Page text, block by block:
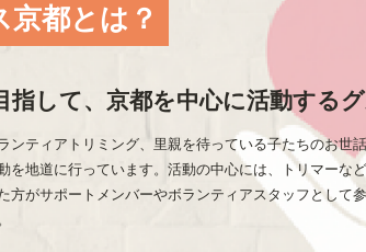
都とは？
指して、京都を中心に活動する
ンティアトリミング、里親を待っている子たちのお世
を地道に行っています。活動の中心には、トリマーな
方がサポートメンバーやボランティアスタッフとして